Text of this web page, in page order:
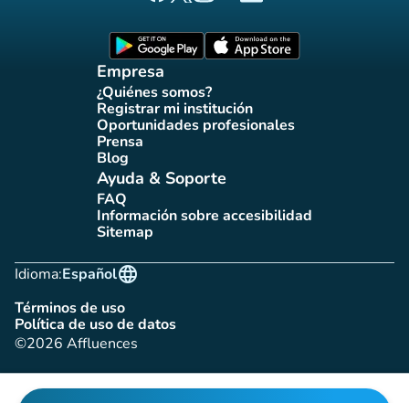
(nueva pestaña)
Empresa
¿Quiénes somos?
(nueva pestaña)
Registrar mi institución
(nueva pestaña)
Oportunidades profesionales
(nueva pestaña)
Prensa(nueva pestaña)
Blog(nueva pestaña)
Ayuda & Soporte
FAQ(nueva pestaña)
Información sobre accesibilidad
(nueva pestaña)
Sitemap(nueva pestaña)
Idioma:
language
Español
Términos de uso
(nueva pestaña)
Política de uso de datos
(nueva pestaña)
©2026 Affluences